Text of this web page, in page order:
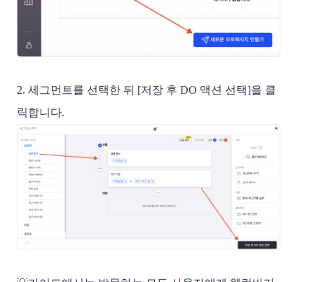
2. 세그먼트를 선택한 뒤 [저장 후 DO 액션 선택]을 클
릭합니다.